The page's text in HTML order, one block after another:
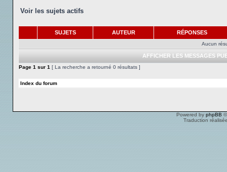
Voir les sujets actifs
SUJETS AUTEUR RÉPONSES
Aucun
AFFICHER LES MESSAGES
Page 1 sur 1 [ La recherche a retourné 0 résultats ]
Index du forum
Powered byphpBB©
Traduction